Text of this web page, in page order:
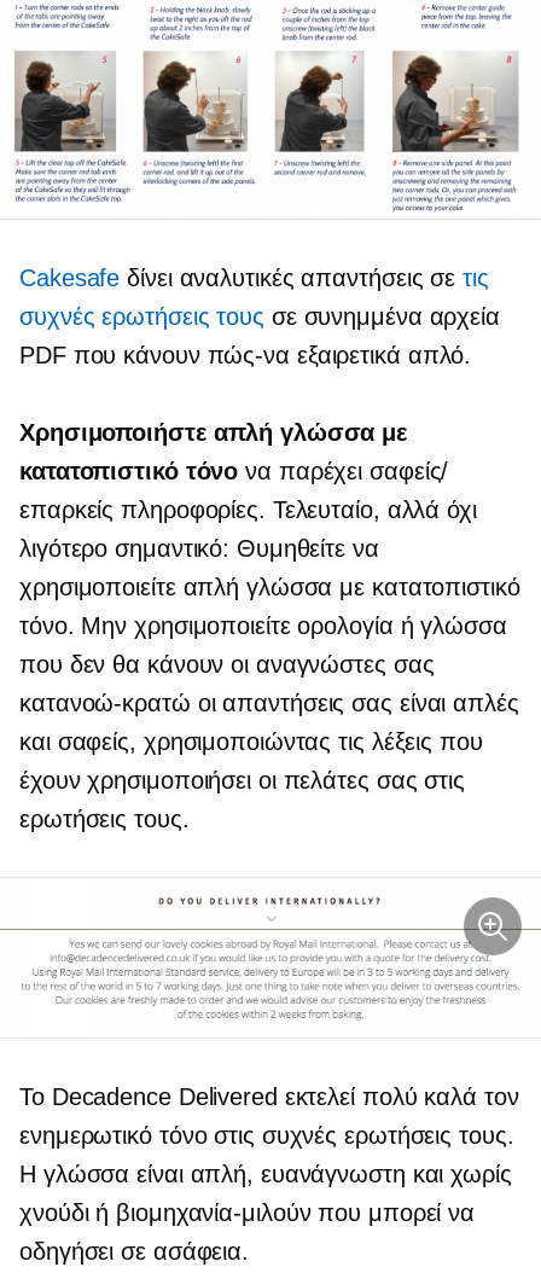
Cakesafe δίνει αναλυτικές απαντήσεις σετις
συχνές ερωτήσεις τους σε συνημμένα αρχεία
PDF που κάνουν πώς-να εξαιρετικά απλό.
Χρησιμοποιήστε απλή γλώσσα με
κατατοπιστικό τόνο να παρέχει σαφείς/
επαρκείς πληροφορίες. Τελευταίο, αλλά όχι
λιγότερο σημαντικό: Θυμηθείτε να
χρησιμοποιείτε απλή γλώσσα με κατατοπιστικό
τόνο. Μην χρησιμοποιείτε ορολογία ή γλώσσα
που δεν θα κάνουν οι αναγνώστες σας
κατανοώ-κρατώ οι απαντήσεις σας είναι απλές
και σαφείς, χρησιμοποιώντας τις λέξεις που
έχουν χρησιμοποιήσει οι πελάτες σας στις
ερωτήσεις τους.
Το Decadence Delivered εκτελεί πολύ καλά τον
ενημερωτικό τόνο στις συχνές ερωτήσεις τους.
Η γλώσσα είναι απλή, ευανάγνωστη και χωρίς
χνούδι ή βιομηχανία-μιλούνπου μπορεί να
οδηγήσει σε ασάφεια.